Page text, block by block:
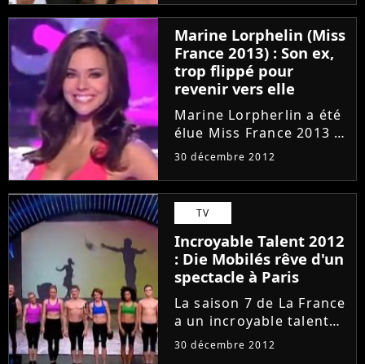
2012 sur TF1 : leur
prétendante ou leur
mère. Contre l'avis de
sa mère, Alexandre
avait alors...
Marine Lorphelin (Miss
France 2013) : Son ex,
trop flippé pour
revenir vers elle
Marine Lorpherlin a été
élue Miss France 2013 il
y a quelques semaines.
tout pour être
heureuse, la bombe
n'est pas comblée pour
autant. Il lui manque
encore...
30 décembre 2012
TV
Incroyable Talent 2012
: Die Mobilés rêve d'un
spectacle à Paris
La saison 7 de La France
a un incroyable talent
s'est achevée, ce 26
30 décembre 2012